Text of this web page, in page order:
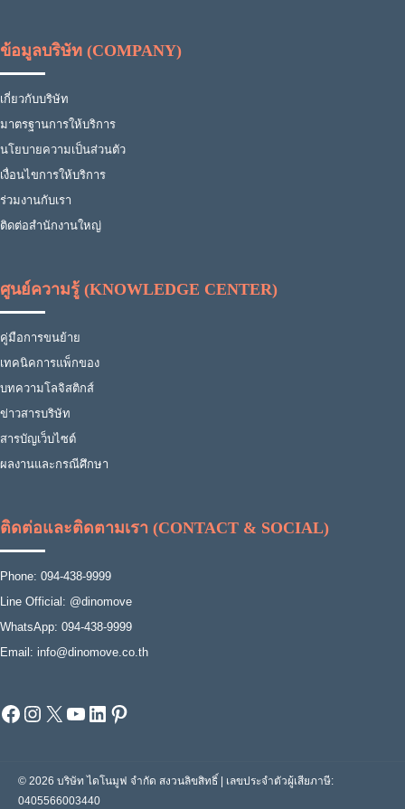
ข้อมูลบริษัท (COMPANY)
เกี่ยวกับบริษัท
มาตรฐานการให้บริการ
นโยบายความเป็นส่วนตัว
เงื่อนไขการให้บริการ
ร่วมงานกับเรา
ติดต่อสำนักงานใหญ่
ศูนย์ความรู้ (KNOWLEDGE CENTER)
คู่มือการขนย้าย
เทคนิคการแพ็กของ
บทความโลจิสติกส์
ข่าวสารบริษัท
สารบัญเว็บไซต์
ผลงานและกรณีศึกษา
ติดต่อและติดตามเรา (CONTACT & SOCIAL)
Phone: 094-438-9999
Line Official: @dinomove
WhatsApp: 094-438-9999
Email: info@dinomove.co.th
Facebook
Instagram
X YouTube
LinkedIn
Pinterest
© 2026 บริษัท ไดโนมูฟ จำกัด สงวนลิขสิทธิ์ | เลขประจำตัวผู้เสียภาษี:
0405566003440